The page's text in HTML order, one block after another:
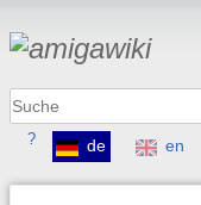
? de en